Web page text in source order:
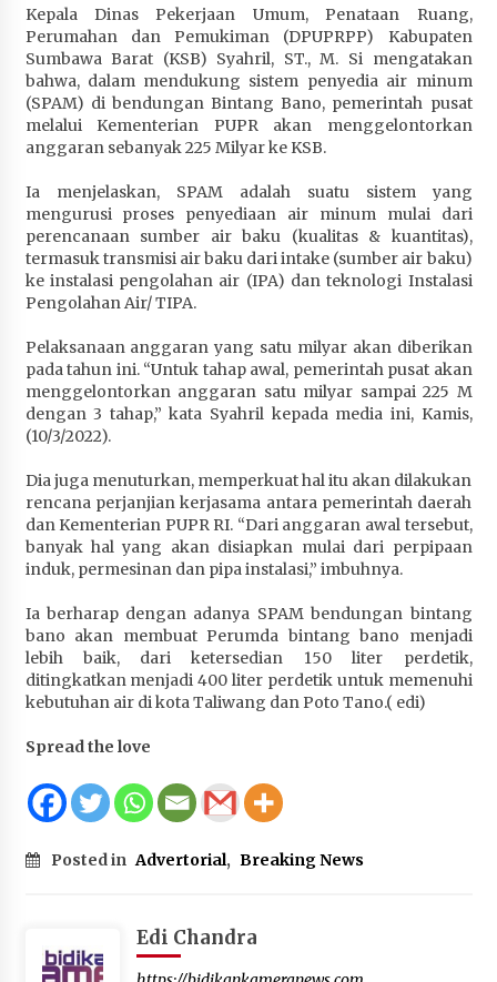
Penurunan Stunting di Sumbawa
1 bulan ago
Wabup Ansori Apresiasi Rekomendasi dan
Pandangan Fraksi – Fraksi DPRD Sumbawa
1 bulan ago
Bupati Sumbawa Lepas 487 Atlet dari Berbagai
Cabor yang Akan Berjuang pada PORPROV XII
1 bulan ago
BAZNAS Kabupaten Sumbawa Salurkan Bantuan
Santong
1 bulan ago
Dosen UTS Siap Kembangkan Inovasi Lewat
Pelatihan PDPP 2026 Bali
1 bulan ago
Terapkan “Polantas Menyapa”, Satlantas Polres
Sumbawa Berupaya Wujudkan Pelayanan
Kepolisian yang Profesional
Capaian Program Pemerintah Kabupaten
Sumbawa Terus Dirasakan Masyarakat
1 bulan ago
Kepala Dinas Pekerjaan Umum, Penataan Ruang,
Perumahan dan Pemukiman (DPUPRPP) Kabupaten
Sumbawa Barat (KSB) Syahril, ST., M. Si mengatakan
bahwa, dalam mendukung sistem penyedia air minum
(SPAM) di bendungan Bintang Bano, pemerintah pusat
melalui Kementerian PUPR akan menggelontorkan
anggaran sebanyak 225 Milyar ke KSB.
Ia menjelaskan, SPAM adalah suatu sistem yang
mengurusi proses penyediaan air minum mulai dari
perencanaan sumber air baku (kualitas & kuantitas),
termasuk transmisi air baku dari intake (sumber air baku)
ke instalasi pengolahan air (IPA) dan teknologi Instalasi
Pengolahan Air/ TIPA.
Pelaksanaan anggaran yang satu milyar akan diberikan
pada tahun ini. “Untuk tahap awal, pemerintah pusat akan
menggelontorkan anggaran satu milyar sampai 225 M
dengan 3 tahap,” kata Syahril kepada media ini, Kamis,
(10/3/2022).
Dia juga menuturkan, memperkuat hal itu akan dilakukan
rencana perjanjian kerjasama antara pemerintah daerah
dan Kementerian PUPR RI. “Dari anggaran awal tersebut,
banyak hal yang akan disiapkan mulai dari perpipaan
induk, permesinan dan pipa instalasi,” imbuhnya.
Ia berharap dengan adanya SPAM bendungan bintang
bano akan membuat Perumda bintang bano menjadi
lebih baik, dari ketersedian 150 liter perdetik,
ditingkatkan menjadi 400 liter perdetik untuk memenuhi
kebutuhan air di kota Taliwang dan Poto Tano.( edi)
Spread the love
Posted in Advertorial, Breaking News
Edi Chandra